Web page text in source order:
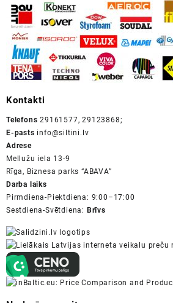
Kontakti
Telefons 29161577, 29123868;
E-pasts info@siltini.lv
Adrese
Mellužu iela 13-9
Rīga, Biznesa parks “ABAVA”
Darba laiks
Pirmdiena-Piektdiena: 9:00–17:00
Sestdiena-Svētdiena: Brīvs